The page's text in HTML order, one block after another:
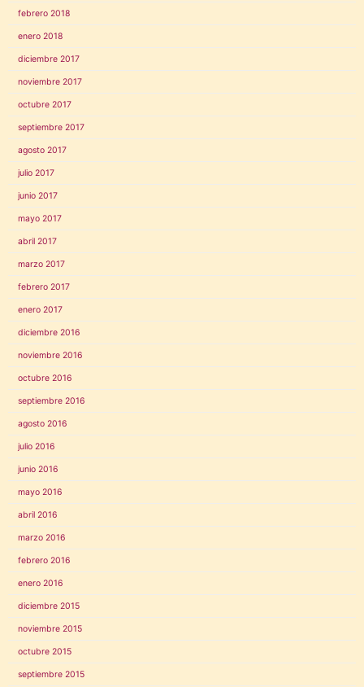
febrero 2018
enero 2018
diciembre 2017
noviembre 2017
octubre 2017
septiembre 2017
agosto 2017
julio 2017
junio 2017
mayo 2017
abril 2017
marzo 2017
febrero 2017
enero 2017
diciembre 2016
noviembre 2016
octubre 2016
septiembre 2016
agosto 2016
julio 2016
junio 2016
mayo 2016
abril 2016
marzo 2016
febrero 2016
enero 2016
diciembre 2015
noviembre 2015
octubre 2015
septiembre 2015